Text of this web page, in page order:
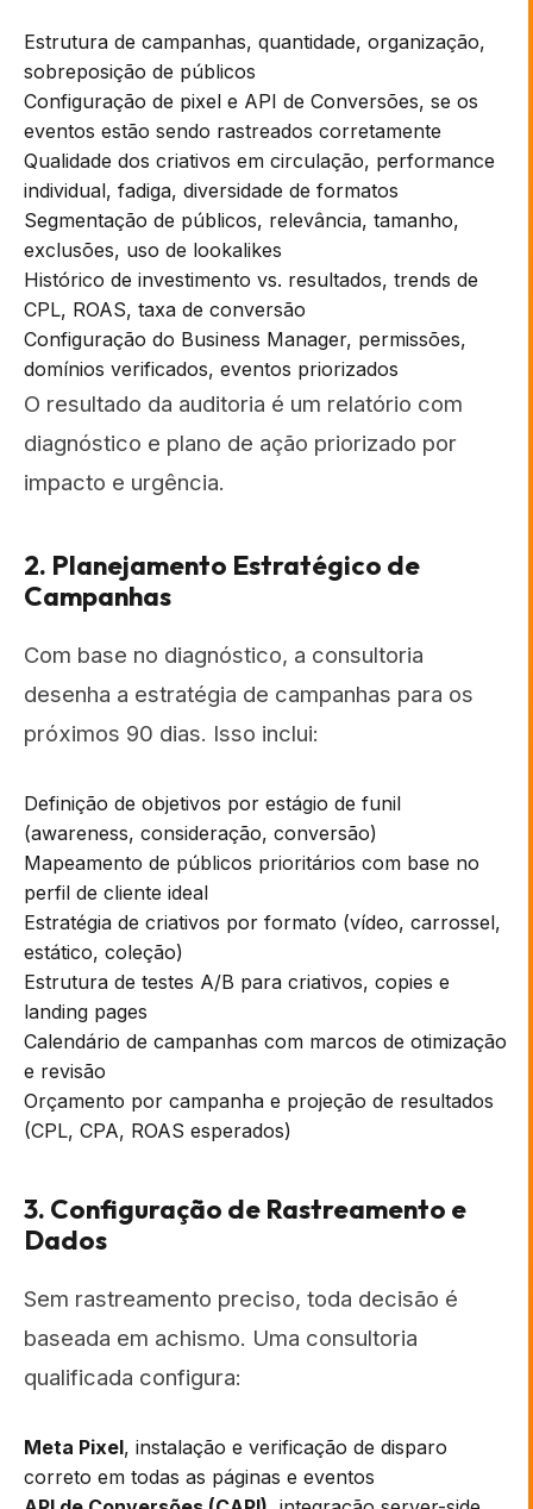
Estrutura de campanhas, quantidade, organização,
sobreposição de públicos
Configuração de pixel e API de Conversões, se os
eventos estão sendo rastreados corretamente
Qualidade dos criativos em circulação, performance
individual, fadiga, diversidade de formatos
Segmentação de públicos, relevância, tamanho,
exclusões, uso de lookalikes
Histórico de investimento vs. resultados, trends de
CPL, ROAS, taxa de conversão
Configuração do Business Manager, permissões,
domínios verificados, eventos priorizados
O resultado da auditoria é um relatório com
diagnóstico e plano de ação priorizado por
impacto e urgência.
2. Planejamento Estratégico de
Campanhas
Com base no diagnóstico, a consultoria
desenha a estratégia de campanhas para os
próximos 90 dias. Isso inclui:
Definição de objetivos por estágio de funil
(awareness, consideração, conversão)
Mapeamento de públicos prioritários com base no
perfil de cliente ideal
Estratégia de criativos por formato (vídeo, carrossel,
estático, coleção)
Estrutura de testes A/B para criativos, copies e
landing pages
Calendário de campanhas com marcos de otimização
e revisão
Orçamento por campanha e projeção de resultados
(CPL, CPA, ROAS esperados)
3. Configuração de Rastreamento e
Dados
Sem rastreamento preciso, toda decisão é
baseada em achismo. Uma consultoria
qualificada configura:
Meta Pixel, instalação e verificação de disparo
correto em todas as páginas e eventos